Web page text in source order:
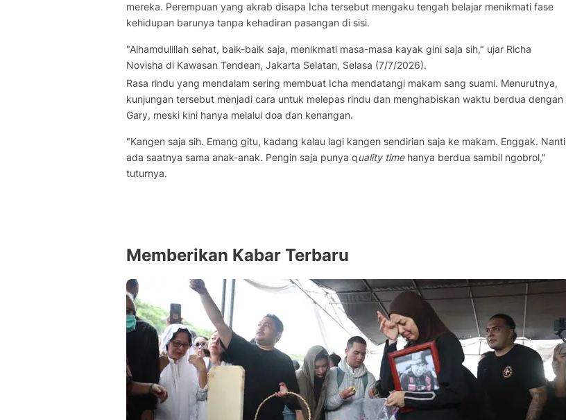
mereka. Perempuan yang akrab disapa Icha tersebut mengaku tengah belajar menikmati fase
kehidupan barunya tanpa kehadiran pasangan di sisi.
"Alhamdulillah sehat, baik-baik saja, menikmati masa-masa kayak gini saja sih," ujar Richa
Novisha di Kawasan Tendean, Jakarta Selatan, Selasa (7/7/2026).
Rasa rindu yang mendalam sering membuat Icha mendatangi makam sang suami. Menurutnya,
kunjungan tersebut menjadi cara untuk melepas rindu dan menghabiskan waktu berdua dengan
Gary, meski kini hanya melalui doa dan kenangan.
"Kangen saja sih. Emang gitu, kadang kalau lagi kangen sendirian saja ke makam. Enggak. Nanti
ada saatnya sama anak-anak. Pengin saja punya quality timehanya berdua sambil ngobrol,"
tuturnya.
Memberikan Kabar Terbaru